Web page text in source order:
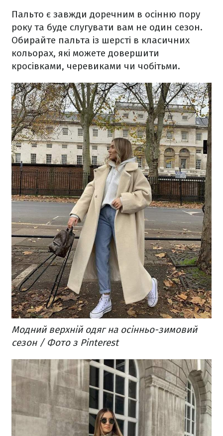
Пальто є завжди доречним в осінню пору
року та буде слугувати вам не один сезон.
Обирайте пальта із шерсті в класичних
кольорах, які можете довершити
кросівками, черевиками чи чобітьми.
Модний верхній одяг на осінньо-зимовий
сезон / Фото з Pinterest